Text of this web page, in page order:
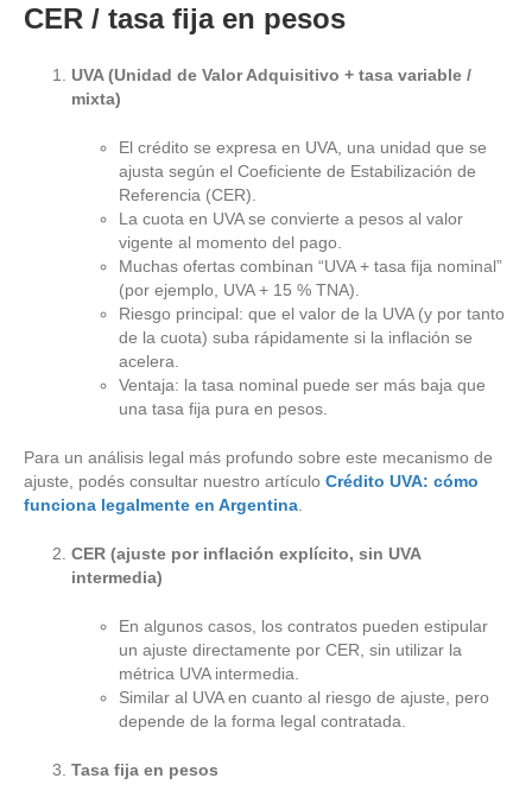
CER / tasa fija en pesos
UVA (Unidad de Valor Adquisitivo + tasa variable /
mixta)
El crédito se expresa en UVA, una unidad que se
ajusta según el Coeficiente de Estabilización de
Referencia (CER).
La cuota en UVA se convierte a pesos al valor
vigente al momento del pago.
Muchas ofertas combinan “UVA + tasa fija nominal”
(por ejemplo, UVA + 15 % TNA).
Riesgo principal: que el valor de la UVA (y por tanto
de la cuota) suba rápidamente si la inflación se
acelera.
Ventaja: la tasa nominal puede ser más baja que
una tasa fija pura en pesos.
Para un análisis legal más profundo sobre este mecanismo de
ajuste, podés consultar nuestro artículo Crédito UVA: cómo
funciona legalmente en Argentina.
CER (ajuste por inflación explícito, sin UVA
intermedia)
En algunos casos, los contratos pueden estipular
un ajuste directamente por CER, sin utilizar la
métrica UVA intermedia.
Similar al UVA en cuanto al riesgo de ajuste, pero
depende de la forma legal contratada.
Tasa fija en pesos